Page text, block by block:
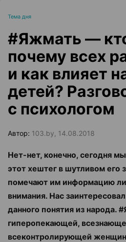
Тема дня
#Яжмать —
почему всех
и как влияет
детей?
с психологом
Автор: 103.by, 14.08.2018
Нет-нет, конечно, сегодня
этот хештег в шутливом его
помечают им информацию
внимания. Нас
данного понятия из народа.
гиперопекающей,
всеконтролирующей